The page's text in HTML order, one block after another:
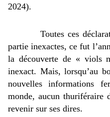
2024).
Toutes ces
partie inexactes, ce fut
la découverte de « viols
inexact. Mais, lorsqu’au
nouvelles informations
monde, aucun thuriféraire
revenir sur ses dires.